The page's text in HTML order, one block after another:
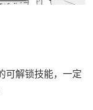
可解锁技能，一定